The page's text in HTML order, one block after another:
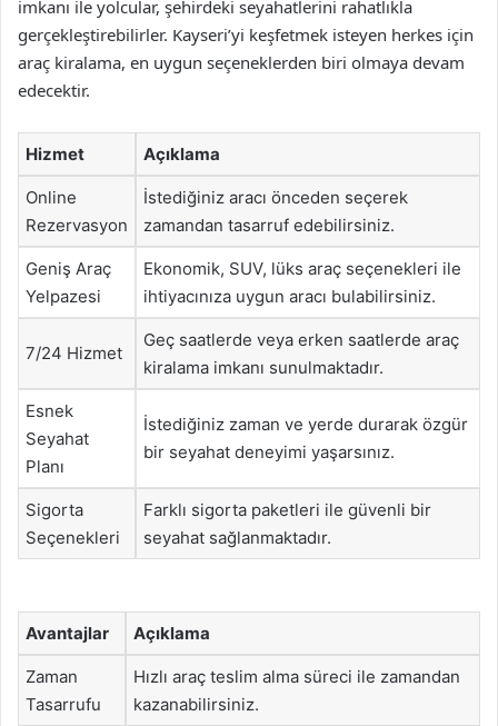
imkanı ile yolcular, şehirdeki seyahatlerini rahatlıkla
gerçekleştirebilirler. Kayseri’yi keşfetmek isteyen herkes için
araç kiralama, en uygun seçeneklerden biri olmaya devam
edecektir.
Hizmet Açıklama
Online
Rezervasyon
İstediğiniz aracı önceden seçerek
zamandan tasarruf edebilirsiniz.
Geniş Araç
Yelpazesi
Ekonomik, SUV, lüks araç seçenekleri ile
ihtiyacınıza uygun aracı bulabilirsiniz.
7/24 Hizmet
Geç saatlerde veya erken saatlerde araç
kiralama imkanı sunulmaktadır.
Esnek
Seyahat
Planı
İstediğiniz zaman ve yerde durarak özgür
bir seyahat deneyimi yaşarsınız.
Sigorta
Seçenekleri
Farklı sigorta paketleri ile güvenli bir
seyahat sağlanmaktadır.
Avantajlar Açıklama
Zaman
Tasarrufu
Hızlı araç teslim alma süreci ile zamandan
kazanabilirsiniz.